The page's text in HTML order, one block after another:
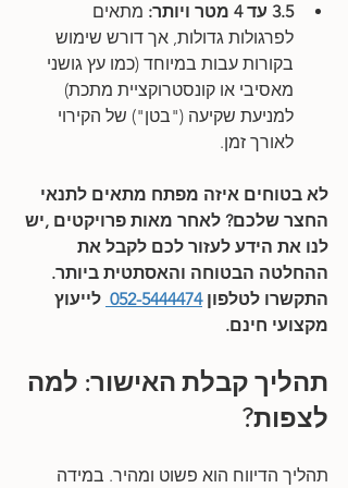
3.5 עד 4 מטר ויותר:
מתאים
לפרגולות גדולות, אך דורש שימוש
בקורות עבות במיוחד (כמו עץ גושני
מאסיבי או קונסטרוקציית מתכת)
למניעת שקיעה ("בטן") של הקירוי
לאורך זמן.
לא בטוחים איזה מפתח מתאים לתנאי
החצר שלכם? לאחר מאות פרויקטים ,יש
לנו את הידע לעזור לכם לקבל את
ההחלטה הבטוחה והאסתטית ביותר.
התקשרו לטלפון 052-5444474 לייעוץ
מקצועי חינם.
תהליך קבלת האישור: למה
לצפות?
תהליך הדיווח הוא פשוט ומהיר. במידה